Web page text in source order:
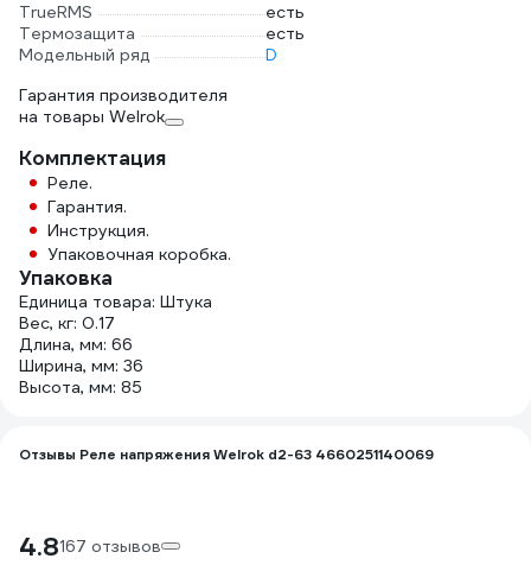
TrueRMS
есть
Термозащита
есть
Модельный ряд
D
Гарантия производителя
на товары Welrok
Комплектация
Реле.
Гарантия.
Инструкция.
Упаковочная коробка.
Упаковка
Единица товара: Штука
Вес, кг: 0.17
Длина, мм: 66
Ширина, мм: 36
Высота, мм: 85
Отзывы Реле напряжения Welrok d2-63 4660251140069
4.8167 отзывов